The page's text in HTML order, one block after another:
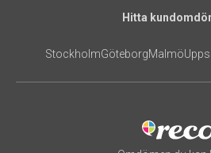
Hitta
StockholmGöteborgMalmö